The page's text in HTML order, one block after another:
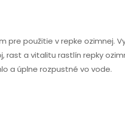
pre použitie v repke ozimnej.
rast a vitalitu rastlín repky
a úplne rozpustné vo vode.